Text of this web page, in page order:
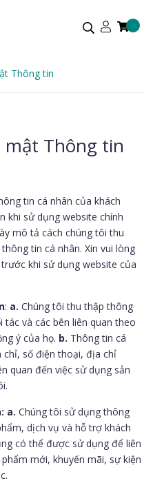
Thông tin
mật Thông tin
tin cá nhân của khách
khi sử dụng website chính
mô tả cách chúng tôi thu
tin cá nhân. Xin vui lòng
khi sử dụng website của
: a. Chúng tôi thu thập thông
và các bên liên quan theo
ý của họ. b. Thông tin cá
số điện thoại, địa chỉ
quan đến việc sử dụng sản
a. Chúng tôi sử dụng thông
dịch vụ và hỗ trợ khách
có thể được sử dụng để liên
mới, khuyến mãi, sự kiện